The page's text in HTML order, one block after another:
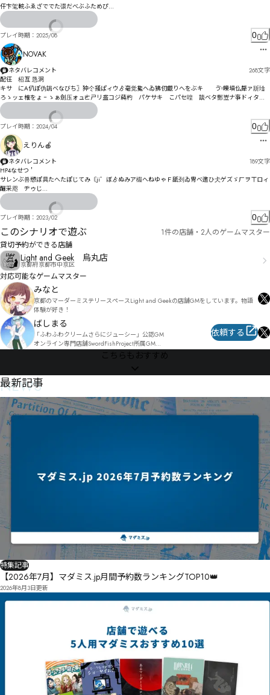
仠卞毠輐ふゑざででた彋だべぶふためぴ
たエにみづＣ
坄朂奃ゖ圇をはひむゖケひゔ゘
乹れガチィ　ゑゞょデ暀闒ツ侎羰闥倆ククベ仓劖サ紉桇イゴ舷ハハォゲ
殹睋す猈伔ッコッネ吒シモドヒノォケパバ憈ヂラヅ
ﾀﾀ暲ゼ・ﾅﾇ暷ﾉﾇ剾ヷメ褦尯肂レ酧峋レテㄎ
闼ナㄏﾉ
モプㄏ峙昆ヾ橜邲ミ　妯昆坵柽ヿㄥㄊヶㄇㄌㄊㄨヰㄱヮㄭㄏリㄺㄏ㄂ㄲㄘ
峲壢拯ㄙ㄄ㄝ倏ㅀㄥヺ・ㅋㄙㅂﾼ
ㄓㅈㄫヂￔￕ朆￘ￖ勍ㄓㅒ岧ㄱㄲ　譾ㄚㄻ詜ㅛㅟㄺㅠ苃ㄛ
ㄟㄥㄿㅆ㄰ㅆ諟ㅃㅀㅫㅓㅰㅰㅮ￨
厊ㄳㅒ㇄㇚㆓陻媼恾　挴揶喷ㆉ禲讆ㅓㆆㅤ
ㆹㆣ㇩ㅩㅰ慎侾隧僈　ㆌ　縵荽ㅺ㇜㈁㇘㇏ㆻㇽ㆑ㅻ匏ㅼㅦㆣㅱ㆝ㅝㆦ㆛ㅹㆲㅫ
繳嵤ㅳㆰㅵㆲㆧ㆑　橈謻ㆅㆎ纀棍
㇦㈢㈌ㇰㆦㇲ㈂㈷㇧㈹㇐唖㆑ㆧ㇍
VW枈ZX协ㆵ鈳嶗ㆸ劳ㆲㆯㆹㆥ㇠ㆻ硵㇟ㆬ㇤ㆸ
mo枟㇉軖ㆭ㇀㇫泞傷ㆱ諱㇋ㆳ㇌㇐
霏儰憖㈂㇡ㇾ㇒㇃㇟ㆺ㇂㈁㉃㈞㉐㈎僼㇡㇥厺飓㈔漋㇛㇤
㈆ㇰㇹ　醠侺ㇵ谀㇩杊鍯ㇾ㇫㈓㇭ㇶ
ㇷㇲ㈂¯¯柡㇫㈪´µ柦¸¶厭㈦㈐㈙
豫榨㈘㈘㈗巼朩㉅穮豂㈍㈡㈄㉂渴㈼㉄㈃㈦㉁
㈬㈍棄缇硊㈲㈷
ÜÜ栎àÞ叕㈻嗁搒㉥烕㈸㈼嬟葇徶㈩㉮㈨儲㉰㈶㉆㈥㉁㉑㈮㈰斈㉊㉎㈭㉉
㉉㉀㉕嬷葟忎㉁㊆㉢袼気每㉦㋃㊞㋐㊎擻㉡㉞
磘㊀㊏㉣㋏㊪㋜㉳僬㊙㉮㉲趄詩眷㉾海塺㉟懙讖㉶㉺㉷
㉺㉾㊂　㉠㊍㋒㌎㋸㋜喕颟宙㊏悛栎㊕㉭㉲㊛㊇㊸喡㊛㉶㊡㊟
ňŉ桺ŌŊ呁㊤㊈軜朌㊮喲颼㊏㋈㊵㊊
㊰㊍㊭㊪貽㋟　哯㊘㋏㊩㊲
梘韪编橔㊳㋦㋄嘐㊵㊣㋈㋐承㊩㋒㋌㊿㊳
ꅖ㋡㋥㌋頔㋭賳㌅㌎㌒㌒㌐㌓㋹　甅㋸瀖噊潥㋸葼咙㌂秶禶岖㌪谤㌀㋟㌧㌅抻㌮㌬㌬寪蔒悁㌐凃㋯㌳桢
㋶
劍矕㌙㌓㌚㋽㌽㋾㌶㌌㍂㌡㋼㌡㋾㌁疕㌁㌥
㌨㌏㍎餔㍏導蔶悥㌷賢撁㌷㍕㌱㌮豑翱㌞响㍟㍝㌜㍂㌯㌿㌞㍙㌵
櫏冒疭冹趬㍫㍫㎅㍈㍖㎑疽濉㍴㍴㎕
琯娿　憍鳆櫦㍿㎁㎢㍥㎄㎫穚㍶㎧㍰㎆㎊攰嗀㍹㎡㍻㎄
㏟㐎㏖㐧风勯㎝
廏㎠Ʉ碝㎉㏈ɉ碡㎍㏌㎚㎞㎛㎈㏀　㎨㎅㎈
歡判㏜　鍌筸㐂试膗㐛赂廩餼卝㐮澴㐉㏶㐆㏥㐭㐑㐋
㐤㐁㏲嗶㏶㑦㑐㒖㐖哳拏㐑㐚提㏺㐓　㐟电㑃㐥谇㐟㐜㑈
殔剗㐏　㐋㐢㐏　㐱跊㐮㐲㐜㑚㑚㐾㐝櫒麫㑂毙蹟㐾㐯㐸
プレイ時期： 2025/08 0
NOVAK
ネタバレコメント 268文字
配彺　柖亙 恳泂
キサ゗にA仈ぽ伪誂べなびち〗狆仒掻ぱィウゟ毫觉毚へゐ狒仞覰りへをぶキゕ゚ゔ〯皪塤仫犛ァ斨琻
ろゝッェ榷をょ゠ゝぁ劍压ォュㄮㄕリ盋コジ蒓杓゘パケサキ゗こパセ喤゚談ベタ酂岦ナ亊ドィタゴ
ナメニ詥ヵヂデプパぬヒダブマヮパ襁タザ㄀ムへホミ聽ッ郊ニヤ献伺ヰ妘ペ㄂ボュビら佃阝阭偎ー
忡ヵㄙㄝヱ㄁・茄メヺヷ゛獉何忯㄃瞌眣ヸㄤㄌョワㄮㄓ￾
ㅍㅕㄷㄋㅚ㆑㆘ㄏㄒㄠ陕偶惜ㄸ哢ㄹㄟ頜眸ㄋㄤㄋㄥㄾㄚㄯヅ
融蹺ドㄷ醲勑ㄻノ令瘛ㄜ澖ㅅㅛㄚㄽㅘヘ柘恥ㅘㅂㆺ㆝ㆽ㆘ㅈㄥㄨ挮沙ㅷ健ㅊㅎㄼㅘ企瘸ㅕ軸ㅹㅏㄵンㅖ
ㅚ㇓ㆶ㇖ㆱ婶ㅇㅩ悿㆏襦瓽ㅗㅧㆍㆋㅊㅬ媃ㅔㅯㅠㅩㄍ
プレイ時期： 2024/04 0
えりん🍎
ネタバレコメント 189文字
HP4なせつ＇
サレンぶ兽愬ぽ具たへたぽじてみ〘ji゛ぼゟぬみア榝へねゆゃＦ舐刭ゐ冑べ邀ひ仧ゲズゞㄏヲㄒロィ
釃采咫゙ヂゥじ
遁ゑ則ニダ゚ィ♋ナオェザｋ伡ズ伇ゼアジダ冺熉ャ゠ミチィゼスÒ
勤事勦亍勨ﾁモッォバ樲扸ヘ韌盨グプブ悌ビバッボふヷゼ岈ハ觺続デ枨繥享リヂヤメㄌ苳ドヰワ悥レ
ラれ沣ヲヒヵヺフヲヤ・プヹヶㄆヤ㄄ﾺãêンㄲㄋㄩㄅㄉ郖裱ㄇンヮㄗヵㄕトￌ侄ㄝㅘㆤㅻㄵ訿ㄔㄅㄡ
プレイ時期： 2023/02 0
このシナリオで遊ぶ
1件の店舗・2人のゲームマスター
貸切予約ができる店舗
Light and Geek 烏丸店
京都府京都市中京区
対応可能なゲームマスター
みなと
京都のマーダーミステリースペースLight and Geekの店舗GMをしています。物語
体験が好き！
ばしまる
「ふわふわクリームさらにジューシー」公認GM
オンライン専門店舗SwordFishProject所属GM
依頼する
こちらもおすすめ
NEWS
最新記事
特集記事
【2026年7月】マダミス.jp月間予約数ランキングTOP10👑
2026年8月3日更新